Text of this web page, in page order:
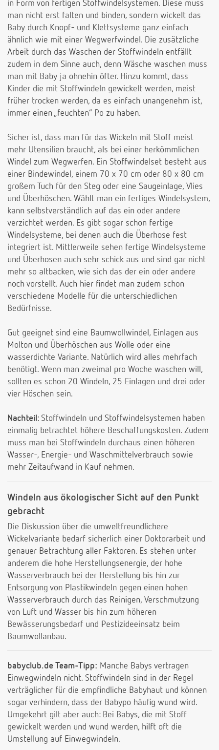
in Form von fertigen Stoffwindelsystemen. Diese muss
man nicht erst falten und binden, sondern wickelt das
Baby durch Knopf- und Klettsysteme ganz einfach
ähnlich wie mit einer Wegwerfwindel. Die zusätzliche
Arbeit durch das Waschen der Stoffwindeln entfällt
zudem in dem Sinne auch, denn Wäsche waschen muss
man mit Baby ja ohnehin öfter. Hinzu kommt, dass
Kinder die mit Stoffwindeln gewickelt werden, meist
früher trocken werden, da es einfach unangenehm ist,
immer einen „feuchten“ Po zu haben.
Sicher ist, dass man für das Wickeln mit Stoff meist
mehr Utensilien braucht, als bei einer herkömmlichen
Windel zum Wegwerfen. Ein Stoffwindelset besteht aus
einer Bindewindel, einem 70 x 70 cm oder 80 x 80 cm
großem Tuch für den Steg oder eine Saugeinlage, Vlies
und Überhöschen. Wählt man ein fertiges Windelsystem,
kann selbstverständlich auf das ein oder andere
verzichtet werden. Es gibt sogar schon fertige
Windelsysteme, bei denen auch die Überhose fest
integriert ist. Mittlerweile sehen fertige Windelsysteme
und Überhosen auch sehr schick aus und sind gar nicht
mehr so altbacken, wie sich das der ein oder andere
noch vorstellt. Auch hier findet man zudem schon
verschiedene Modelle für die unterschiedlichen
Bedürfnisse.
Gut geeignet sind eine Baumwollwindel, Einlagen aus
Molton und Überhöschen aus Wolle oder eine
wasserdichte Variante. Natürlich wird alles mehrfach
benötigt. Wenn man zweimal pro Woche waschen will,
sollten es schon 20 Windeln, 25 Einlagen und drei oder
vier Höschen sein.
Nachteil: Stoffwindeln und Stoffwindelsystemen haben
einmalig betrachtet höhere Beschaffungskosten. Zudem
muss man bei Stoffwindeln durchaus einen höheren
Wasser-, Energie- und Waschmittelverbrauch sowie
mehr Zeitaufwand in Kauf nehmen.
Windeln aus ökologischer Sicht auf den Punkt
gebracht
Die Diskussion über die umweltfreundlichere
Wickelvariante bedarf sicherlich einer Doktorarbeit und
genauer Betrachtung aller Faktoren. Es stehen unter
anderem die hohe Herstellungsenergie, der hohe
Wasserverbrauch bei der Herstellung bis hin zur
Entsorgung von Plastikwindeln gegen einen hohen
Wasserverbrauch durch das Reinigen, Verschmutzung
von Luft und Wasser bis hin zum höheren
Bewässerungsbedarf und Pestizideeinsatz beim
Baumwollanbau.
babyclub.de Team-Tipp: Manche Babys vertragen
Einwegwindeln nicht. Stoffwindeln sind in der Regel
verträglicher für die empfindliche Babyhaut und können
sogar verhindern, dass der Babypo häufig wund wird.
Umgekehrt gilt aber auch: Bei Babys, die mit Stoff
gewickelt werden und wund werden, hilft oft die
Umstellung auf Einwegwindeln.